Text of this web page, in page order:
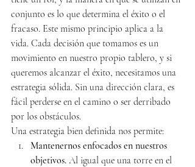
conjunto es lo que determina el éxito o el
fracaso. Este mismo principio aplica a la
vida. Cada decisión que tomamos es un
movimiento en nuestro propio tablero, y si
queremos alcanzar el éxito, necesitamos una
estrategia sólida. Sin una dirección clara, es
fácil perderse en el camino o ser derribado
por los obstáculos.
Una estrategia bien definida nos permite:
Mantenernos enfocados en nuestros
objetivos. Al igual que una torre en el